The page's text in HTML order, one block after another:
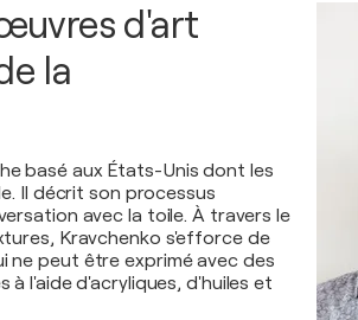
d'art
la
basé aux États-Unis dont les
Il décrit son processus
avec la toile. À travers le
Kravchenko s'efforce de
ne peut être exprimé avec des
l'aide d'acryliques, d'huiles et